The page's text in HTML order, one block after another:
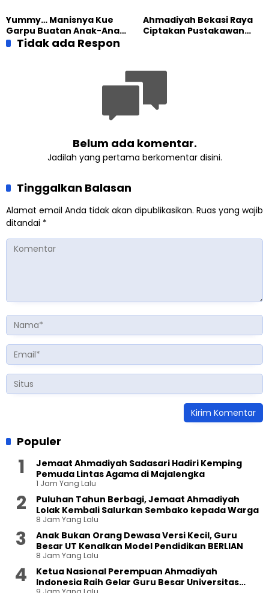
Pancasila
Yummy… Manisnya Kue
Garpu Buatan Anak-Anak
Ahmadi Yogyakarta
Ahmadiyah Bekasi Raya
Ciptakan Pustakawan
Tidak ada Respon
Belum ada komentar.
Jadilah yang pertama berkomentar disini.
Tinggalkan Balasan
Alamat email Anda tidak akan dipublikasikan. Ruas yang wajib
ditandai *
Populer
Jemaat Ahmadiyah Sadasari Hadiri Kemping
Pemuda Lintas Agama di Majalengka
1 Jam Yang Lalu
Puluhan Tahun Berbagi, Jemaat Ahmadiyah
Lolak Kembali Salurkan Sembako kepada Warga
8 Jam Yang Lalu
Anak Bukan Orang Dewasa Versi Kecil, Guru
Besar UT Kenalkan Model Pendidikan BERLIAN
8 Jam Yang Lalu
Ketua Nasional Perempuan Ahmadiyah
Indonesia Raih Gelar Guru Besar Universitas